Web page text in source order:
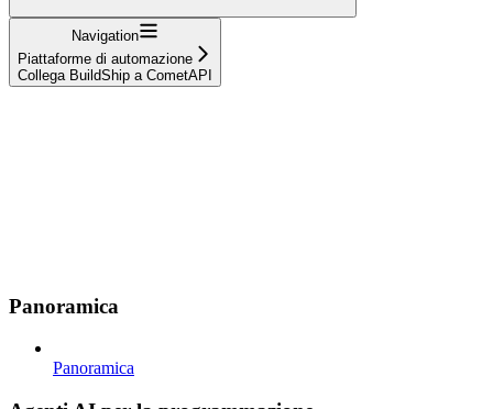
Navigation
Piattaforme di automazione
Collega BuildShip a CometAPI
Panoramica
Panoramica